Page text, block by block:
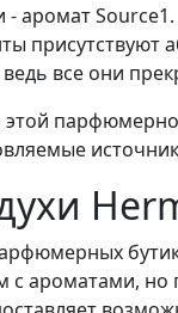
- аромат
все они
с ароматами,